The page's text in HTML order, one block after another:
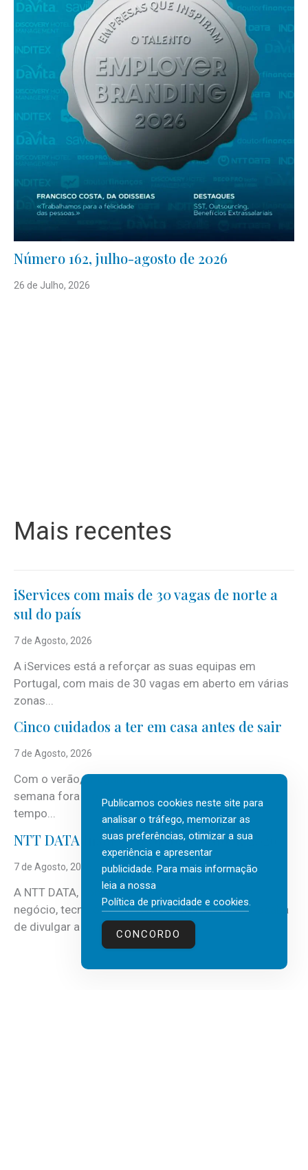
Número 162, julho-agosto de 2026
26 de Julho, 2026
Mais recentes
iServices com mais de 30 vagas de norte a
sul do país
7 de Agosto, 2026
A iServices está a reforçar as suas equipas em
Portugal, com mais de 30 vagas em aberto em várias
zonas...
Cinco cuidados a ter em casa antes de sair
7 de Agosto, 2026
Com o verão, chegam também as férias, os fins-de-
semana fora e os dias em que a casa fica mais
tempo...
NTT DATA Insurtech Global Outlook 2026
7 de Agosto, 2026
A NTT DATA, consultora global em serviços de
negócio, tecnologia e inteligência artificial (IA), acaba
de divulgar a mais recente...
Publicamos cookies neste site para
analisar o tráfego, memorizar as
suas preferências, otimizar a sua
experiência e apresentar
publicidade. Para mais informação
leia a nossa
Política de privacidade e cookies.
CONCORDO